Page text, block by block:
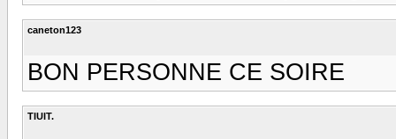
caneton123
BON PERSONNE CE SOIRE
TIUIT.